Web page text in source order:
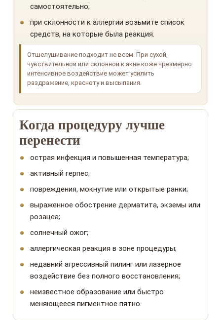
самостоятельно;
при склонности к аллергии возьмите список
средств, на которые была реакция.
Отшелушивание подходит не всем. При сухой,
чувствительной или склонной к акне коже чрезмерно
интенсивное воздействие может усилить
раздражение, красноту и высыпания.
Когда процедуру лучше
перенести
острая инфекция и повышенная температура;
активный герпес;
повреждения, мокнутие или открытые ранки;
выраженное обострение дерматита, экземы или
розацеа;
солнечный ожог;
аллергическая реакция в зоне процедуры;
недавний агрессивный пилинг или лазерное
воздействие без полного восстановления;
неизвестное образование или быстро
меняющееся пигментное пятно.